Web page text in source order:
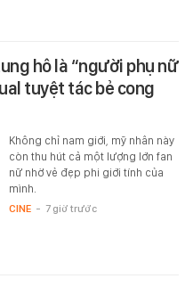
hô là “người phụ nữ
tuyệt tác bẻ cong
Không chỉ nam giới, mỹ nhân này
còn thu hút cả một lượng lớn fan
nữ nhờ vẻ đẹp phi giới tính của
mình.
CINE - 7 giờ trước